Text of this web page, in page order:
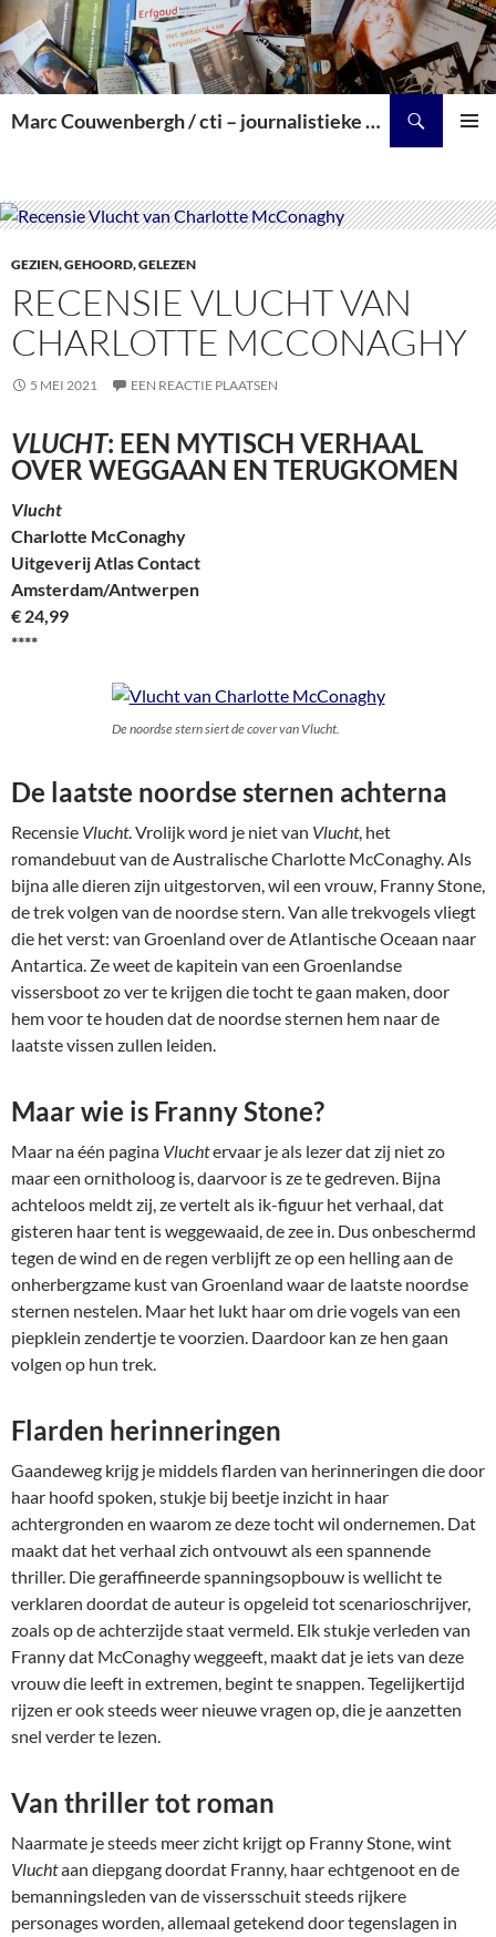
Marc Couwenbergh / cti – journalistieke producties over kunst, cultuur en historie
GEZIEN, GEHOORD, GELEZEN
RECENSIE VLUCHT VAN
CHARLOTTE MCCONAGHY
5 MEI 2021 EEN REACTIE PLAATSEN
VLUCHT: EEN MYTISCH VERHAAL
OVER WEGGAAN EN TERUGKOMEN
Vlucht
Charlotte McConaghy
Uitgeverij Atlas Contact
Amsterdam/Antwerpen
€ 24,99
****
De noordse stern siert de cover van Vlucht.
De laatste noordse sternen achterna
Recensie Vlucht. Vrolijk word je niet van Vlucht, het
romandebuut van de Australische Charlotte McConaghy. Als
bijna alle dieren zijn uitgestorven, wil een vrouw, Franny Stone,
de trek volgen van de noordse stern. Van alle trekvogels vliegt
die het verst: van Groenland over de Atlantische Oceaan naar
Antartica. Ze weet de kapitein van een Groenlandse
vissersboot zo ver te krijgen die tocht te gaan maken, door
hem voor te houden dat de noordse sternen hem naar de
laatste vissen zullen leiden.
Maar wie is Franny Stone?
Maar na één pagina Vluchtervaar je als lezer dat zij niet zo
maar een ornitholoog is, daarvoor is ze te gedreven. Bijna
achteloos meldt zij, ze vertelt als ik-figuur het verhaal, dat
gisteren haar tent is weggewaaid, de zee in. Dus onbeschermd
tegen de wind en de regen verblijft ze op een helling aan de
onherbergzame kust van Groenland waar de laatste noordse
sternen nestelen. Maar het lukt haar om drie vogels van een
piepklein zendertje te voorzien. Daardoor kan ze hen gaan
volgen op hun trek.
Flarden herinneringen
Gaandeweg krijg je middels flarden van herinneringen die door
haar hoofd spoken, stukje bij beetje inzicht in haar
achtergronden en waarom ze deze tocht wil ondernemen. Dat
maakt dat het verhaal zich ontvouwt als een spannende
thriller. Die geraffineerde spanningsopbouw is wellicht te
verklaren doordat de auteur is opgeleid tot scenarioschrijver,
zoals op de achterzijde staat vermeld. Elk stukje verleden van
Franny dat McConaghy weggeeft, maakt dat je iets van deze
vrouw die leeft in extremen, begint te snappen. Tegelijkertijd
rijzen er ook steeds weer nieuwe vragen op, die je aanzetten
snel verder te lezen.
Van thriller tot roman
Naarmate je steeds meer zicht krijgt op Franny Stone, wint
Vluchtaan diepgang doordat Franny, haar echtgenoot en de
bemanningsleden van de vissersschuit steeds rijkere
personages worden, allemaal getekend door tegenslagen in